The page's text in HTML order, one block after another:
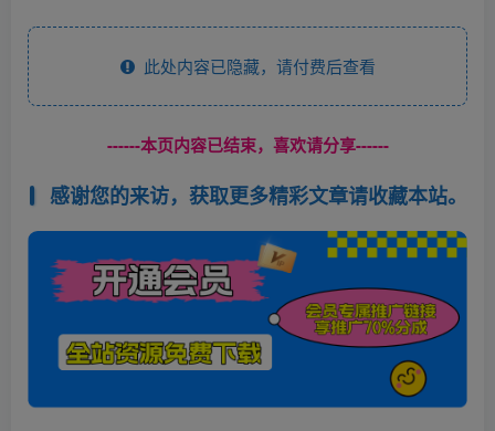
此处内容已隐藏，请付费后查看
------本页内容已结束，喜欢请分享------
感谢您的来访，获取更多精彩文章请收藏本站。